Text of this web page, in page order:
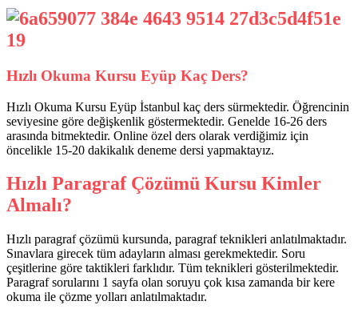
Hızlı Okuma Kursu Eyüp Kaç Ders?
Hızlı Okuma Kursu Eyüp İstanbul kaç ders sürmektedir. Öğrencinin
seviyesine göre değişkenlik göstermektedir. Genelde 16-26 ders
arasında bitmektedir. Online özel ders olarak verdiğimiz için
öncelikle 15-20 dakikalık deneme dersi yapmaktayız.
Hızlı Paragraf Çözümü Kursu Kimler
Almalı?
Hızlı paragraf çözümü kursunda, paragraf teknikleri anlatılmaktadır.
Sınavlara girecek tüm adayların alması gerekmektedir. Soru
çeşitlerine göre taktikleri farklıdır. Tüm teknikleri gösterilmektedir.
Paragraf sorularını 1 sayfa olan soruyu çok kısa zamanda bir kere
okuma ile çözme yolları anlatılmaktadır.